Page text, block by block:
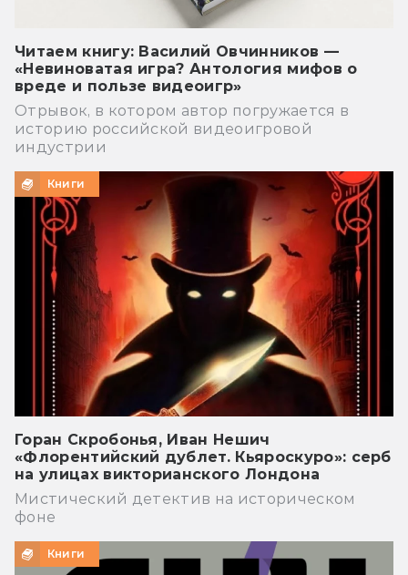
Читаем книгу: Василий Овчинников —
«Невиноватая игра? Антология мифов о
вреде и пользе видеоигр»
Отрывок, в котором автор погружается в
историю российской видеоигровой
индустрии
Книги
Горан Скробонья, Иван Нешич
«Флорентийский дублет. Кьяроскуро»: серб
на улицах викторианского Лондона
Мистический детектив на историческом
фоне
Книги